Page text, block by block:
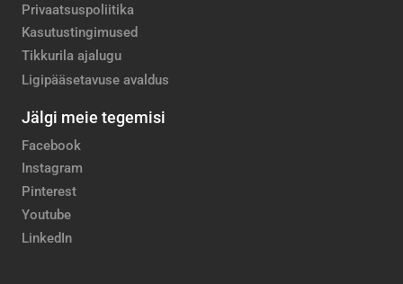
Privaatsuspoliitika
Kasutustingimused
Tikkurila ajalugu
Ligipääsetavuse avaldus
Jälgi meie tegemisi
Facebook
Instagram
Pinterest
Youtube
LinkedIn